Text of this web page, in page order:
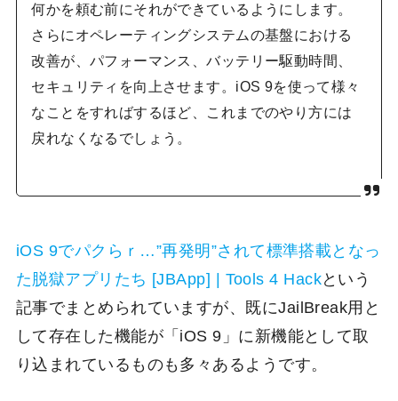
何かを頼む前にそれができているようにします。
さらにオペレーティングシステムの基盤における
改善が、パフォーマンス、バッテリー駆動時間、
セキュリティを向上させます。iOS 9を使って様々
なことをすればするほど、これまでのやり方には
戻れなくなるでしょう。
iOS 9でパクらｒ…”再発明”されて標準搭載となっ
た脱獄アプリたち [JBApp] | Tools 4 Hackという
記事でまとめられていますが、既にJailBreak用と
して存在した機能が「iOS 9」に新機能として取
り込まれているものも多々あるようです。